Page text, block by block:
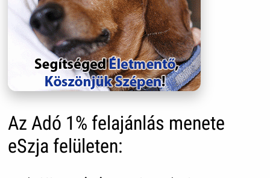
Az Adó 1% felajánlás menete
eSzja felületen: